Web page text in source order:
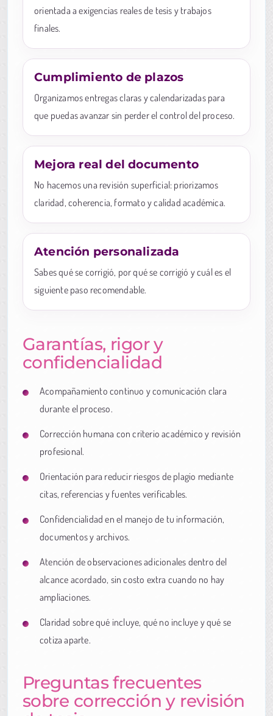
orientada a exigencias reales de tesis y trabajos
finales.
Cumplimiento de plazos
Organizamos entregas claras y calendarizadas para
que puedas avanzar sin perder el control del proceso.
Mejora real del documento
No hacemos una revisión superficial: priorizamos
claridad, coherencia, formato y calidad académica.
Atención personalizada
Sabes qué se corrigió, por qué se corrigió y cuál es el
siguiente paso recomendable.
Garantías, rigor y
confidencialidad
Acompañamiento continuo y comunicación clara
durante el proceso.
Corrección humana con criterio académico y revisión
profesional.
Orientación para reducir riesgos de plagio mediante
citas, referencias y fuentes verificables.
Confidencialidad en el manejo de tu información,
documentos y archivos.
Atención de observaciones adicionales dentro del
alcance acordado, sin costo extra cuando no hay
ampliaciones.
Claridad sobre qué incluye, qué no incluye y qué se
cotiza aparte.
Preguntas frecuentes
sobre corrección y revisión